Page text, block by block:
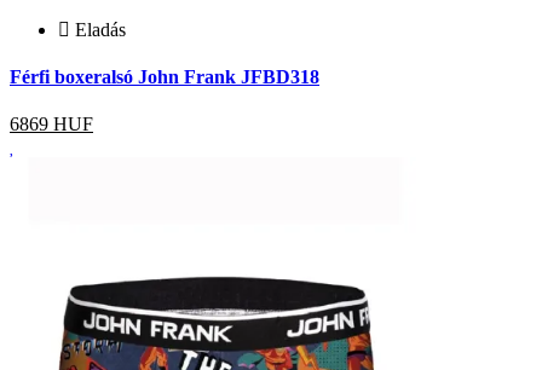
Eladás
Férfi boxeralsó John Frank JFBD318
6869 HUF